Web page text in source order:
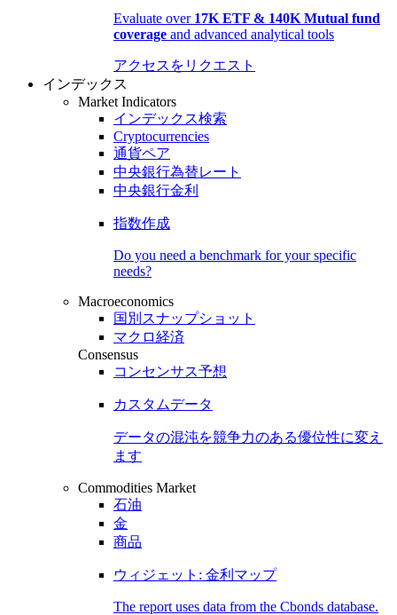
Evaluate over 17K ETF & 140K Mutual fund
coverage and advanced analytical tools
アクセスをリクエスト
インデックス
Market Indicators
インデックス検索
Cryptocurrencies
通貨ペア
中央銀行為替レート
中央銀行金利
指数作成
Do you need a benchmark for your specific
needs?
Macroeconomics
国別スナップショット
マクロ経済
Consensus
コンセンサス予想
カスタムデータ
データの混沌を競争力のある優位性に変え
ます
Commodities Market
石油
金
商品
ウィジェット: 金利マップ
The report uses data from the Cbonds database.